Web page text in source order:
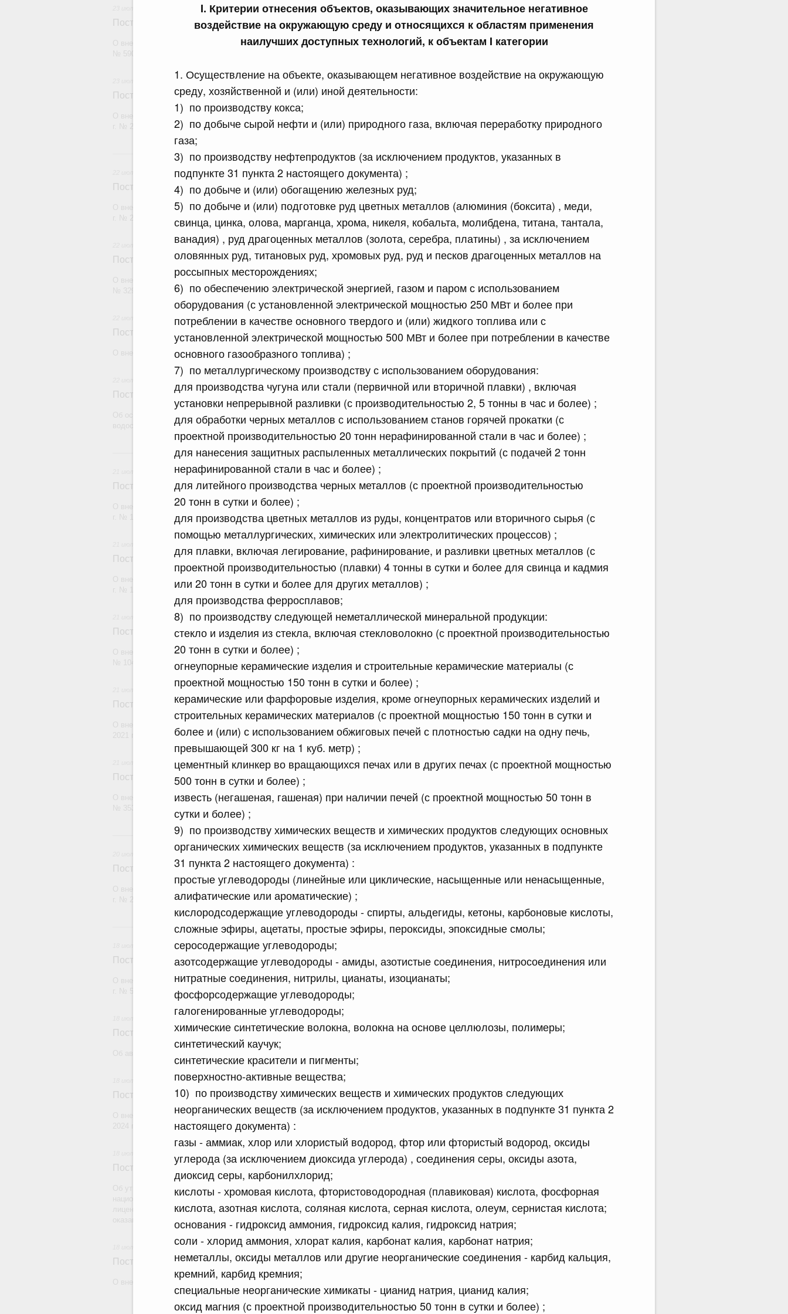
I. Критерии отнесения объектов, оказывающих значительное негативное
воздействие на окружающую среду и относящихся к областям применения
наилучших доступных технологий, к объектам I категории
1. Осуществление на объекте, оказывающем негативное воздействие на окружающую
среду, хозяйственной и (или) иной деятельности:
1) по производству кокса;
2) по добыче сырой нефти и (или) природного газа, включая переработку природного
газа;
3) по производству нефтепродуктов (за исключением продуктов, указанных в
подпункте 31 пункта 2 настоящего документа) ;
4) по добыче и (или) обогащению железных руд;
5) по добыче и (или) подготовке руд цветных металлов (алюминия (боксита) , меди,
свинца, цинка, олова, марганца, хрома, никеля, кобальта, молибдена, титана, тантала,
ванадия) , руд драгоценных металлов (золота, серебра, платины) , за исключением
оловянных руд, титановых руд, хромовых руд, руд и песков драгоценных металлов на
россыпных месторождениях;
6) по обеспечению электрической энергией, газом и паром с использованием
оборудования (с установленной электрической мощностью 250 МВт и более при
потреблении в качестве основного твердого и (или) жидкого топлива или с
установленной электрической мощностью 500 МВт и более при потреблении в качестве
основного газообразного топлива) ;
7) по металлургическому производству с использованием оборудования:
для производства чугуна или стали (первичной или вторичной плавки) , включая
установки непрерывной разливки (с производительностью 2, 5 тонны в час и более) ;
для обработки черных металлов с использованием станов горячей прокатки (с
проектной производительностью 20 тонн нерафинированной стали в час и более) ;
для нанесения защитных распыленных металлических покрытий (с подачей 2 тонн
нерафинированной стали в час и более) ;
для литейного производства черных металлов (с проектной производительностью
20 тонн в сутки и более) ;
для производства цветных металлов из руды, концентратов или вторичного сырья (с
помощью металлургических, химических или электролитических процессов) ;
для плавки, включая легирование, рафинирование, и разливки цветных металлов (с
проектной производительностью (плавки) 4 тонны в сутки и более для свинца и кадмия
или 20 тонн в сутки и более для других металлов) ;
для производства ферросплавов;
8) по производству следующей неметаллической минеральной продукции:
стекло и изделия из стекла, включая стекловолокно (с проектной производительностью
20 тонн в сутки и более) ;
огнеупорные керамические изделия и строительные керамические материалы (с
проектной мощностью 150 тонн в сутки и более) ;
керамические или фарфоровые изделия, кроме огнеупорных керамических изделий и
строительных керамических материалов (с проектной мощностью 150 тонн в сутки и
более и (или) с использованием обжиговых печей с плотностью садки на одну печь,
превышающей 300 кг на 1 куб. метр) ;
цементный клинкер во вращающихся печах или в других печах (с проектной мощностью
500 тонн в сутки и более) ;
известь (негашеная, гашеная) при наличии печей (с проектной мощностью 50 тонн в
сутки и более) ;
9) по производству химических веществ и химических продуктов следующих основных
органических химических веществ (за исключением продуктов, указанных в подпункте
31 пункта 2 настоящего документа) :
простые углеводороды (линейные или циклические, насыщенные или ненасыщенные,
алифатические или ароматические) ;
кислородсодержащие углеводороды - спирты, альдегиды, кетоны, карбоновые кислоты,
сложные эфиры, ацетаты, простые эфиры, пероксиды, эпоксидные смолы;
серосодержащие углеводороды;
азотсодержащие углеводороды - амиды, азотистые соединения, нитросоединения или
нитратные соединения, нитрилы, цианаты, изоцианаты;
фосфорсодержащие углеводороды;
галогенированные углеводороды;
химические синтетические волокна, волокна на основе целлюлозы, полимеры;
синтетический каучук;
синтетические красители и пигменты;
поверхностно-активные вещества;
10) по производству химических веществ и химических продуктов следующих
неорганических веществ (за исключением продуктов, указанных в подпункте 31 пункта 2
настоящего документа) :
газы - аммиак, хлор или хлористый водород, фтор или фтористый водород, оксиды
углерода (за исключением диоксида углерода) , соединения серы, оксиды азота,
диоксид серы, карбонилхлорид;
кислоты - хромовая кислота, фтористоводородная (плавиковая) кислота, фосфорная
кислота, азотная кислота, соляная кислота, серная кислота, олеум, сернистая кислота;
основания - гидроксид аммония, гидроксид калия, гидроксид натрия;
соли - хлорид аммония, хлорат калия, карбонат калия, карбонат натрия;
неметаллы, оксиды металлов или другие неорганические соединения - карбид кальция,
кремний, карбид кремния;
специальные неорганические химикаты - цианид натрия, цианид калия;
оксид магния (с проектной производительностью 50 тонн в сутки и более) ;
Постановление Правительства Российской Федерации от 23.07.2026 г. № 928
О внесении изменений в постановление Правительства Российской Федерации от 20 июля 2011 г.
Постановление Правительства Российской Федерации от 23.07.2026 г. № 929
О внесении изменений в постановление Правительства Российской Федерации от 24 декабря 2021
22 июля, среда
Постановление Правительства Российской Федерации от 22.07.2026 г. № 921
О внесении изменений в постановление Правительства Российской Федерации от 30 ноября 2022
Постановление Правительства Российской Федерации от 22.07.2026 г. № 924
О внесении изменения в постановление Правительства Российской Федерации от 28 марта 2026 г.
Постановление Правительства Российской Федерации от 22.07.2026 г. № 925
О внесении изменений в некоторые акты Правительства Российской Федерации
Постановление Правительства Российской Федерации от 22.07.2026 г. № 922
Об особенностях применения положений законодательства Российской Федерации в сфере
водоснабжения и водоотведения
21 июля, вторник
Постановление Правительства Российской Федерации от 21.07.2026 г. № 917
О внесении изменений в постановление Правительства Российской Федерации от 27 октября 2021
Постановление Правительства Российской Федерации от 21.07.2026 г. № 916
О внесении изменений в постановление Правительства Российской Федерации от 25 ноября 2025
Постановление Правительства Российской Федерации от 21.07.2026 г. № 918
О внесении изменений в постановление Правительства Российской Федерации от 29 июня 2021 г.
Постановление Правительства Российской Федерации от 21.07.2026 г. № 920
Постановление Правительства Российской Федерации от 21.07.2026 г. № 919
О внесении изменения в постановление Правительства Российской Федерации от 12 марта 2022 г.
20 июля, понедельник
Постановление Правительства Российской Федерации от 20.07.2026 г. № 915
18 июля, суббота
Постановление Правительства Российской Федерации от 18.07.2026 г. № 906
О внесении изменений в постановление Правительства Российской Федерации от 27 апреля 2024
Постановление Правительства Российской Федерации от 18.07.2026 г. № 904
Постановление Правительства Российской Федерации от 18.07.2026 г. № 909
О внесении изменения в постановление Правительства Российской Федерации от 17 февраля
Постановление Правительства Российской Федерации от 18.07.2026 г. № 908
Об утверждении Правил уведомления частным детективом Федеральной службы войск
национальной гвардии Российской Федерации (территориального органа), предоставившей
лицензию на осуществление частной детективной деятельности, о заключении договора на
Постановление Правительства Российской Федерации от 18.07.2026 г. № 910
О внесении изменений в некоторые акты Правительства Российской Федерации
1